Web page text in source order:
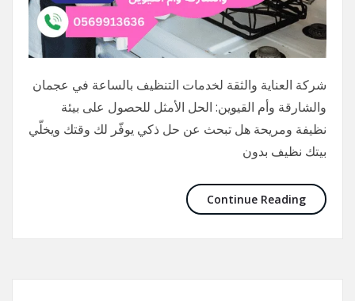
شركة العناية والثقة لخدمات التنظيف بالساعة في عجمان
والشارقة وأم القيوين: الحل الأمثل للحصول على بيئة
نظيفة ومريحة هل تبحث عن حل ذكي يوفّر لك وقتك ويخلّي
بيتك نظيف بدون
Continue Reading